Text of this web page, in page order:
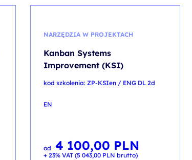
NARZĘDZIA W PROJEKTACH
Kanban Systems
Improvement (KSI)
kod szkolenia: ZP-KSIen / ENG DL 2d
EN
od 4 100,00 PLN
+ 23% VAT (5 043,00 PLN brutto)